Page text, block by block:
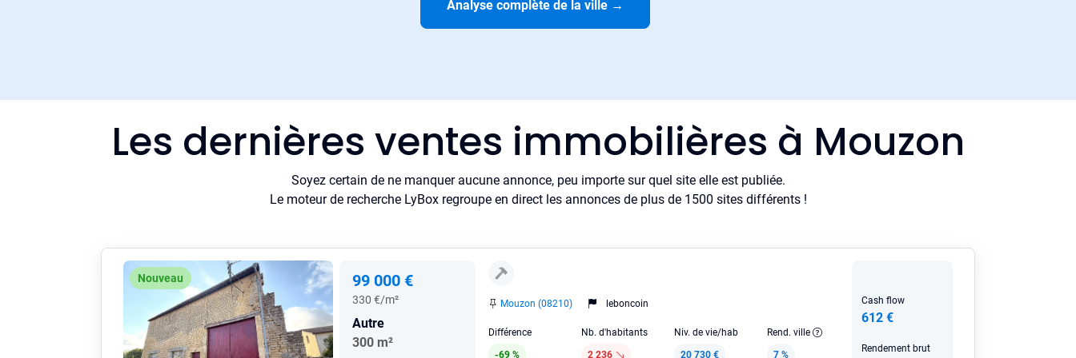
Analyse complète de la ville →
Les dernières ventes immobilières à Mouzon
Soyez certain de ne manquer aucune annonce, peu importe sur quel site elle est publiée.
Le moteur de recherche LyBox regroupe en direct les annonces de plus de 1500 sites différents !
Nouveau 99 000 €
330 €/m²
Autre
300 m²
Mouzon (08210) leboncoin
Différence
-69 %
Nb. d'habitants
2 236
Niv. de vie/hab
20 730 €
Rend. ville
7 %
Cash flow
612 €
Rendement brut